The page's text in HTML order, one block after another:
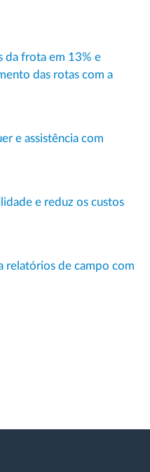
da frota em 13% e
das rotas com a
e assistência com
e reduz os custos
relatórios de campo com